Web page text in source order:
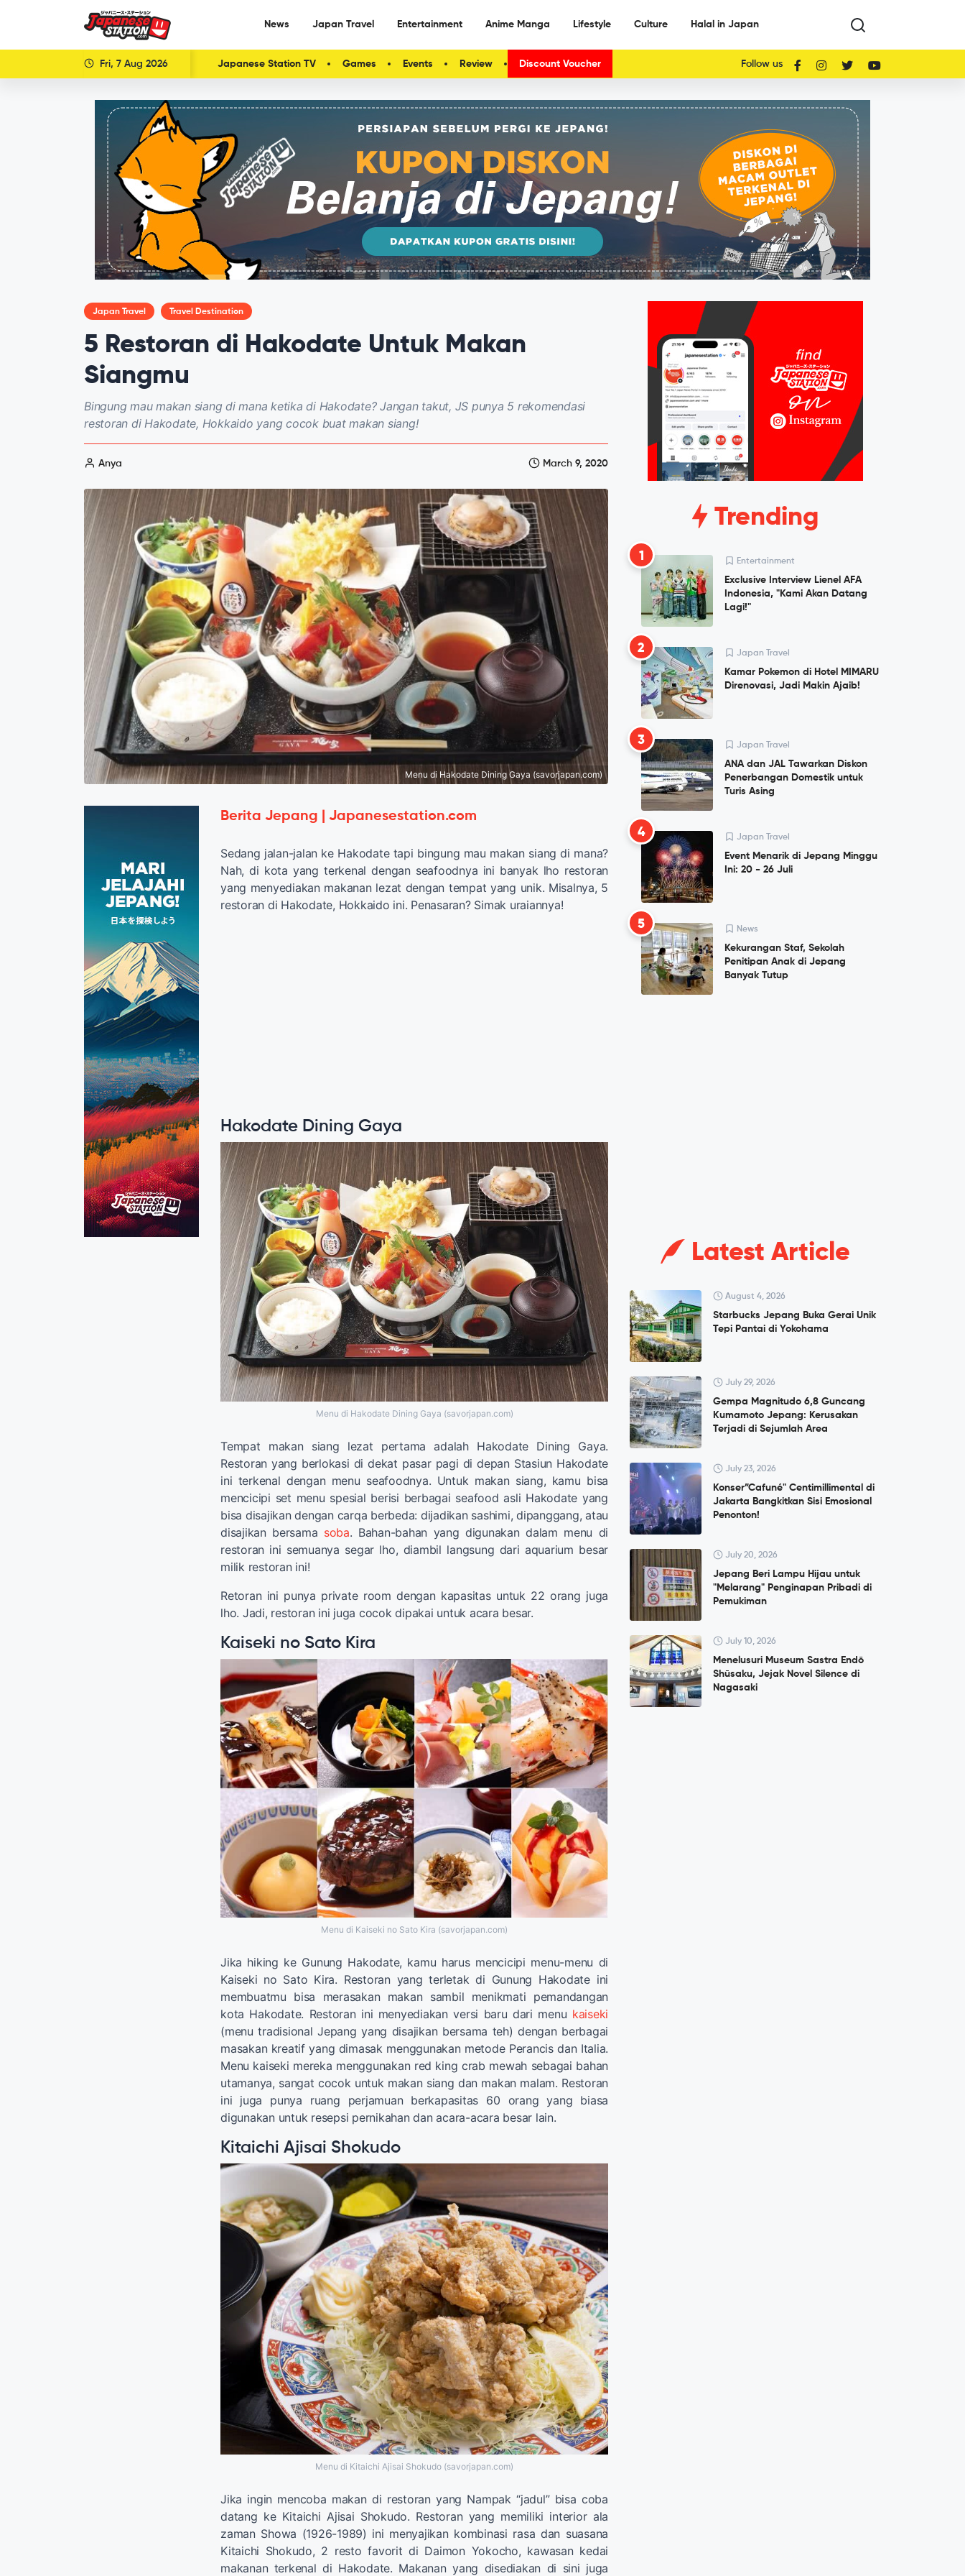
News Japan Travel Entertainment Anime Manga Lifestyle Culture Halal in Japan
Fri, 7 Aug 2026 Japanese Station TV Games Events Review Discount Voucher Follow us
Japan Travel Travel Destination
5 Restoran di Hakodate Untuk Makan
Siangmu
Bingung mau makan siang di mana ketika di Hakodate? Jangan takut, JS punya 5 rekomendasi
restoran di Hakodate, Hokkaido yang cocok buat makan siang!
Anya March 9, 2020
Menu di Hakodate Dining Gaya (savorjapan.com)
Berita Jepang | Japanesestation.com
Sedang jalan-jalan ke Hakodate tapi bingung mau makan siang di mana?
Nah, di kota yang terkenal dengan seafoodnya ini banyak lho restoran
yang menyediakan makanan lezat dengan tempat yang unik. Misalnya, 5
restoran di Hakodate, Hokkaido ini. Penasaran? Simak uraiannya!
Hakodate Dining Gaya
Menu di Hakodate Dining Gaya (savorjapan.com)
Tempat makan siang lezat pertama adalah Hakodate Dining Gaya.
Restoran yang berlokasi di dekat pasar pagi di depan Stasiun Hakodate
ini terkenal dengan menu seafoodnya. Untuk makan siang, kamu bisa
mencicipi set menu spesial berisi berbagai seafood asli Hakodate yang
bisa disajikan dengan carqa berbeda: dijadikan sashimi, dipanggang, atau
disajikan bersama soba. Bahan-bahan yang digunakan dalam menu di
restoran ini semuanya segar lho, diambil langsung dari aquarium besar
milik restoran ini!
Retoran ini punya private room dengan kapasitas untuk 22 orang juga
lho. Jadi, restoran ini juga cocok dipakai untuk acara besar.
Kaiseki no Sato Kira
Menu di Kaiseki no Sato Kira (savorjapan.com)
Jika hiking ke Gunung Hakodate, kamu harus mencicipi menu-menu di
Kaiseki no Sato Kira. Restoran yang terletak di Gunung Hakodate ini
membuatmu bisa merasakan makan sambil menikmati pemandangan
kota Hakodate. Restoran ini menyediakan versi baru dari menu kaiseki
(menu tradisional Jepang yang disajikan bersama teh) dengan berbagai
masakan kreatif yang dimasak menggunakan metode Perancis dan Italia.
Menu kaiseki mereka menggunakan red king crab mewah sebagai bahan
utamanya, sangat cocok untuk makan siang dan makan malam. Restoran
ini juga punya ruang perjamuan berkapasitas 60 orang yang biasa
digunakan untuk resepsi pernikahan dan acara-acara besar lain.
Kitaichi Ajisai Shokudo
Menu di Kitaichi Ajisai Shokudo (savorjapan.com)
Jika ingin mencoba makan di restoran yang Nampak “jadul” bisa coba
datang ke Kitaichi Ajisai Shokudo. Restoran yang memiliki interior ala
zaman Showa (1926-1989) ini menyajikan kombinasi rasa dan suasana
Kitaichi Shokudo, 2 resto favorit di Daimon Yokocho, kawasan kedai
makanan terkenal di Hakodate. Makanan yang disediakan di sini juga
Trending
1 Entertainment
Exclusive Interview Lienel AFA
Indonesia, "Kami Akan Datang
Lagi!"
2 Japan Travel
Kamar Pokemon di Hotel MIMARU
Direnovasi, Jadi Makin Ajaib!
3 Japan Travel
ANA dan JAL Tawarkan Diskon
Penerbangan Domestik untuk
Turis Asing
4 Japan Travel
Event Menarik di Jepang Minggu
Ini: 20 - 26 Juli
5 News
Kekurangan Staf, Sekolah
Penitipan Anak di Jepang
Banyak Tutup
Latest Article
August 4, 2026
Starbucks Jepang Buka Gerai Unik
Tepi Pantai di Yokohama
July 29, 2026
Gempa Magnitudo 6,8 Guncang
Kumamoto Jepang: Kerusakan
Terjadi di Sejumlah Area
July 23, 2026
Konser”Cafuné" Centimillimental di
Jakarta Bangkitkan Sisi Emosional
Penonton!
July 20, 2026
Jepang Beri Lampu Hijau untuk
"Melarang" Penginapan Pribadi di
Pemukiman
July 10, 2026
Menelusuri Museum Sastra Endō
Shūsaku, Jejak Novel Silence di
Nagasaki